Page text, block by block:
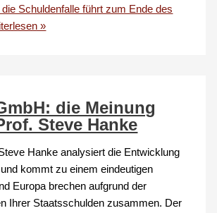
Schuldenfalle führt zum Ende des
»
die Meinung
Steve Hanke
Hanke analysiert die Entwicklung
kommt zu einem eindeutigen
Europa brechen aufgrund der
Ihrer Staatsschulden zusammen. Der